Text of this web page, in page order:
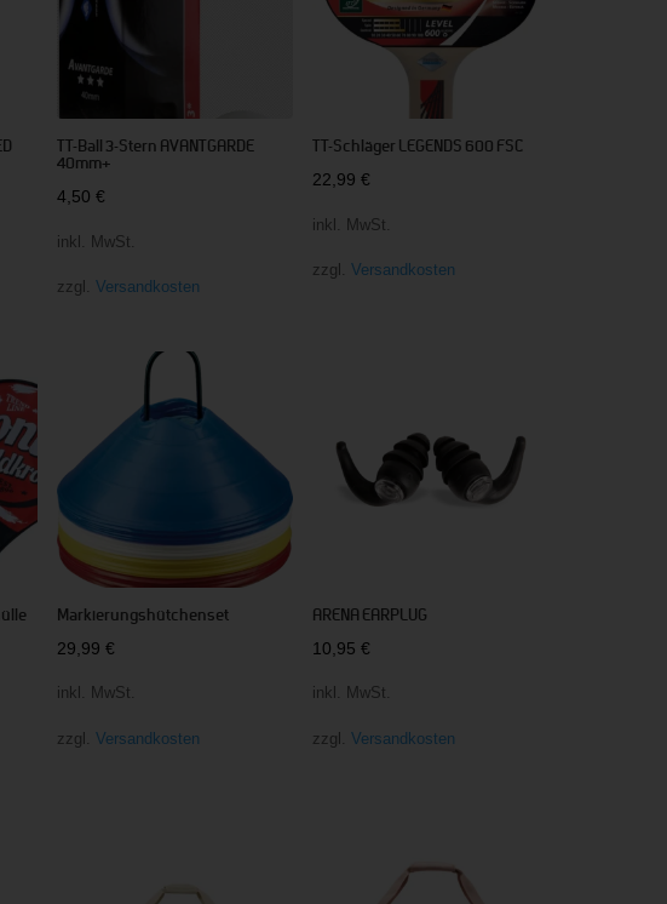
TT-Ball 3-Stern AVANTGARDE
40mm+
4,50 €
inkl. MwSt.
zzgl. Versandkosten
TT-Schläger LEGENDS 600 FSC
22,99€
inkl. MwSt.
zzgl.Versandkosten
Markierungshütchenset
29,99 €
inkl. MwSt.
zzgl. Versandkosten
ARENA EARPLUG
10,95€
inkl. MwSt.
zzgl.Versandkosten